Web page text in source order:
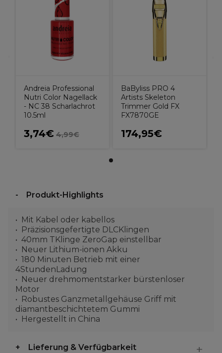
Andreia Professional
Nutri Color Nagellack
- NC 38 Scharlachrot
10.5ml
3,74€ 4,99€
BaByliss PRO 4
Artists Skeleton
Trimmer Gold FX
FX7870GE
174,95€
Produkt-Highlights
Mit Kabel oder kabellos
Präzisionsgefertigte DLCKlingen
40mm TKlinge ZeroGap einstellbar
Neuer Lithium-ionen Akku
180 Minuten Betrieb mit einer
4StundenLadung
Neuer drehmomentstarker bürstenloser
Motor
Robustes Ganzmetallgehäuse Griff mit
diamantbeschichtetem Gummi
Hergestellt in China
Lieferung & Verfügbarkeit